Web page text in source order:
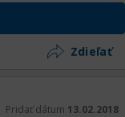
Zdieľať
Pridať dátum 13.02.2018